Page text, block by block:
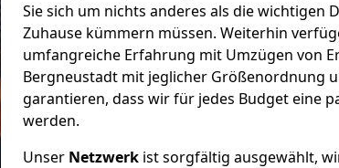
Sie sich um nichts anderes als die wichtigen
Zuhause kümmern müssen. Weiterhin
umfangreiche Erfahrung mit Umzügen von
Bergneustadt mit jeglicher Größenordnung
garantieren, dass wir für jedes Budget eine
werden.
Unser Netzwerk ist sorgfältig ausgewählt,